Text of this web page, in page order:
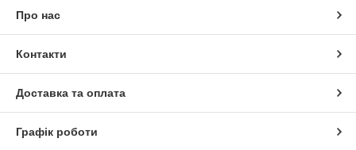
Про нас
Контакти
Доставка та оплата
Графік роботи